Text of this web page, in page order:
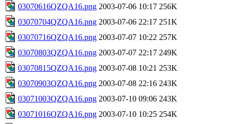
03070616QZQA16.png 2003-07-06 10:17 256K
03070704QZQA16.png 2003-07-06 22:17 251K
03070716QZQA16.png 2003-07-07 10:22 257K
03070803QZQA16.png 2003-07-07 22:17 249K
03070815QZQA16.png 2003-07-08 10:21 253K
03070903QZQA16.png 2003-07-08 22:16 243K
03071003QZQA16.png 2003-07-10 09:06 243K
03071016QZQA16.png 2003-07-10 10:25 254K